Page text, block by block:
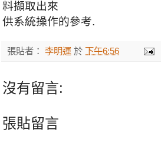
料擷取出來
供系統操作的參考.
張貼者： 李明運 於 下午6:56
沒有留言:
張貼留言